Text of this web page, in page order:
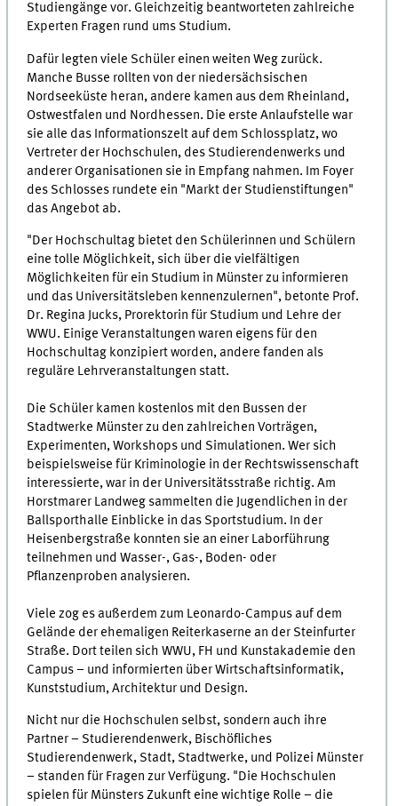
Studiengänge vor. Gleichzeitig beantworteten zahlreiche
Experten Fragen rund ums Studium.
Dafür legten viele Schüler einen weiten Weg zurück.
Manche Busse rollten von der niedersächsischen
Nordseeküste heran, andere kamen aus dem Rheinland,
Ostwestfalen und Nordhessen. Die erste Anlaufstelle war
sie alle das Informationszelt auf dem Schlossplatz, wo
Vertreter der Hochschulen, des Studierendenwerks und
anderer Organisationen sie in Empfang nahmen. Im Foyer
des Schlosses rundete ein "Markt der Studienstiftungen"
das Angebot ab.
"Der Hochschultag bietet den Schülerinnen und Schülern
eine tolle Möglichkeit, sich über die vielfältigen
Möglichkeiten für ein Studium in Münster zu informieren
und das Universitätsleben kennenzulernen", betonte Prof.
Dr. Regina Jucks, Prorektorin für Studium und Lehre der
WWU. Einige Veranstaltungen waren eigens für den
Hochschultag konzipiert worden, andere fanden als
reguläre Lehrveranstaltungen statt.
Die Schüler kamen kostenlos mit den Bussen der
Stadtwerke Münster zu den zahlreichen Vorträgen,
Experimenten, Workshops und Simulationen. Wer sich
beispielsweise für Kriminologie in der Rechtswissenschaft
interessierte, war in der Universitätsstraße richtig. Am
Horstmarer Landweg sammelten die Jugendlichen in der
Ballsporthalle Einblicke in das Sportstudium. In der
Heisenbergstraße konnten sie an einer Laborführung
teilnehmen und Wasser-, Gas-, Boden- oder
Pflanzenproben analysieren.
Viele zog es außerdem zum Leonardo-Campus auf dem
Gelände der ehemaligen Reiterkaserne an der Steinfurter
Straße. Dort teilen sich WWU, FH und Kunstakademie den
Campus – und informierten über Wirtschaftsinformatik,
Kunststudium, Architektur und Design.
Nicht nur die Hochschulen selbst, sondern auch ihre
Partner – Studierendenwerk, Bischöfliches
Studierendenwerk, Stadt, Stadtwerke, und Polizei Münster
– standen für Fragen zur Verfügung. "Die Hochschulen
spielen für Münsters Zukunft eine wichtige Rolle – die